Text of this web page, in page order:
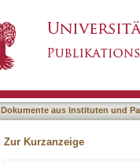
Dokumente aus Instituten und
Zur Kurzanzeige